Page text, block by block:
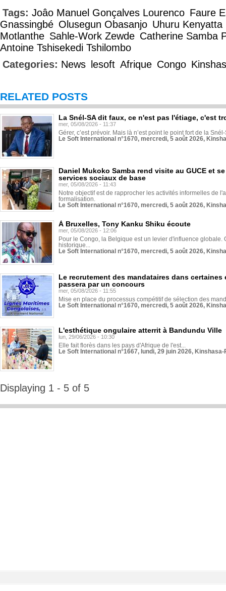
Tags: Joâo Manuel Gonçalves Lourenco Faure
Gnassingbé Olusegun Obasanjo Uhuru Kenyatta
Motlanthe Sahle-Work Zewde Catherine Samba
Antoine Tshisekedi Tshilombo
Categories: News lesoft Afrique Congo
RELATED POSTS
La Snél-SA dit faux, ce n'est pas l'étiage, c'est
mer, 05/08/2026 - 11:37
Gérer, c’est prévoir. Mais là n’est point le point fort de la
Le Soft International n°1670, mercredi, 5 août 2026,
Daniel Mukoko Samba rend visite au GUCE et
services sociaux de base
mer, 05/08/2026 - 11:43
Notre objectif est de rapprocher les activités informelles de
formalisation.
Le Soft International n°1670, mercredi, 5 août 2026,
À Bruxelles, Tony Kanku Shiku écoute
mer, 05/08/2026 - 12:06
Pour le Congo, la Belgique est un levier d'influence globale.
historique...
Le Soft International n°1670, mercredi, 5 août 2026,
Le recrutement des mandataires dans
passera par un concours
mer, 05/08/2026 - 11:55
Mise en place du processus compétitif de sélection des
Le Soft International n°1670, mercredi, 5 août 2026,
L'esthétique ongulaire atterrit à Bandundu Ville
lun, 29/06/2026 - 10:30
Elle fait florès dans les pays d'Afrique de l'est...
Le Soft International n°1667, lundi, 29 juin 2026,
Displaying 1 - 5 of 5